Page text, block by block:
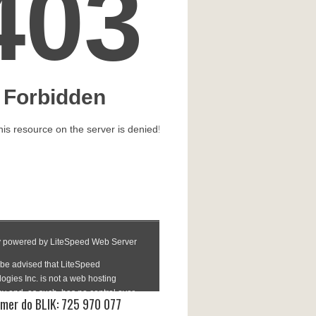
do BLIK: 725 970 077